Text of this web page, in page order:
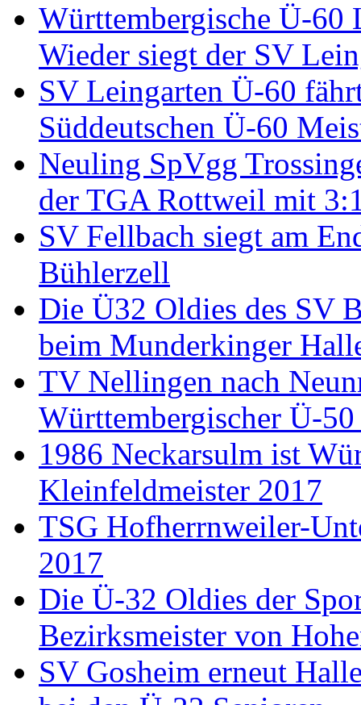
Württembergische Ü-60
Wieder siegt der SV
SV Leingarten Ü-60
Süddeutschen Ü-60
Neuling SpVgg
der TGA Rottweil mit
SV Fellbach siegt am
Bühlerzell
Die Ü32 Oldies des SV
beim Munderkinger
TV Nellingen nach
Württembergischer Ü-
1986 Neckarsulm ist
Kleinfeldmeister 2017
TSG Hofherrnweiler-
2017
Die Ü-32 Oldies der
Bezirksmeister von
SV Gosheim erneut